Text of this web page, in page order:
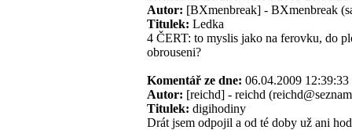
Autor: [BXmenbreak] - BXmenbreak
Titulek: Ledka
4 ČERT: to myslis jako na ferovku, do
obrouseni?
Komentář ze dne: 06.04.2009
Autor: [reichd] - reichd
Titulek: digihodiny
Drát jsem odpojil a od té doby už ani